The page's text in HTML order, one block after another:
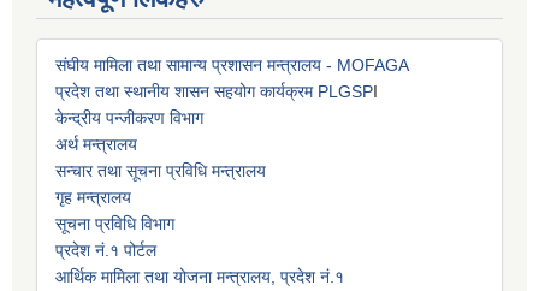
संघीय मामिला तथा सामान्य प्रशासन मन्त्रालय - MOFAGA
प्रदेश तथा स्थानीय शासन सहयोग कार्यक्रम PLGSPI
केन्द्रीय पन्जीकरण विभाग
अर्थ मन्त्रालय
सन्चार तथा सूचना प्रविधि मन्त्रालय
गृह मन्त्रालय
सूचना प्रविधि विभाग
प्रदेश नं.१ पोर्टल
आर्थिक मामिला तथा योजना मन्त्रालय, प्रदेश नं.१